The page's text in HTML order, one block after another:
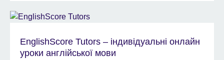
EnglishScore Tutors – індивідуальні онлайн
уроки англійської мови